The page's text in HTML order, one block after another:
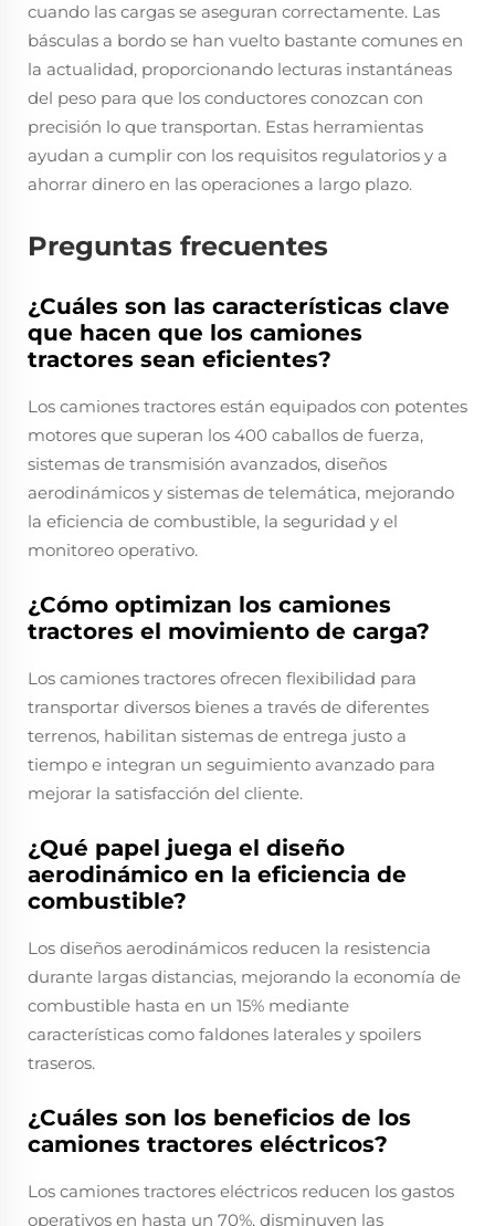
cuando las cargas se aseguran correctamente. Las
básculas a bordo se han vuelto bastante comunes en
la actualidad, proporcionando lecturas instantáneas
del peso para que los conductores conozcan con
precisión lo que transportan. Estas herramientas
ayudan a cumplir con los requisitos regulatorios y a
ahorrar dinero en las operaciones a largo plazo.
Preguntas frecuentes
¿Cuáles son las características clave
que hacen que los camiones
tractores sean eficientes?
Los camiones tractores están equipados con potentes
motores que superan los 400 caballos de fuerza,
sistemas de transmisión avanzados, diseños
aerodinámicos y sistemas de telemática, mejorando
la eficiencia de combustible, la seguridad y el
monitoreo operativo.
¿Cómo optimizan los camiones
tractores el movimiento de carga?
Los camiones tractores ofrecen flexibilidad para
transportar diversos bienes a través de diferentes
terrenos, habilitan sistemas de entrega justo a
tiempo e integran un seguimiento avanzado para
mejorar la satisfacción del cliente.
¿Qué papel juega el diseño
aerodinámico en la eficiencia de
combustible?
Los diseños aerodinámicos reducen la resistencia
durante largas distancias, mejorando la economía de
combustible hasta en un 15% mediante
características como faldones laterales y spoilers
traseros.
¿Cuáles son los beneficios de los
camiones tractores eléctricos?
Los camiones tractores eléctricos reducen los gastos
operativos en hasta un 70%, disminuyen las